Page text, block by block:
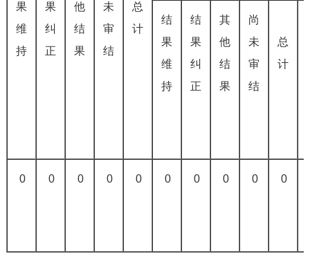
果
维
持
果
纠
正
他
结
果
未
审
结
总
计
结
果
维
持
结
果
纠
正
其
他
结
果
尚
未
审
结
总
计
0 0 0 0 0 0 0 0 0 0